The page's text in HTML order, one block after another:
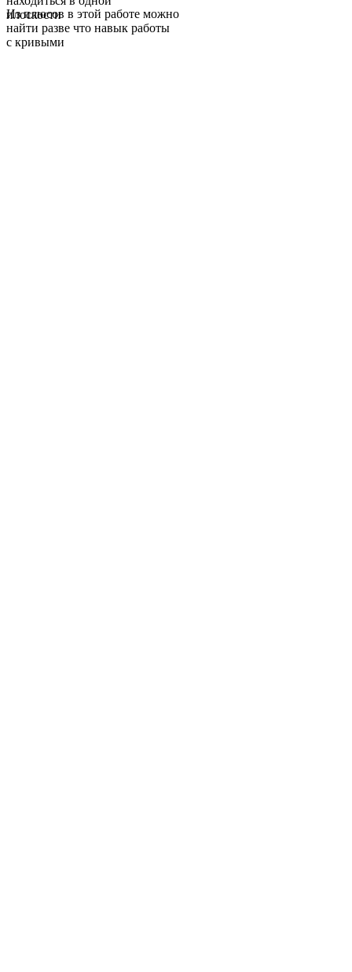
плоскости
Из плюсов в этой работе можно
найти разве что навык работы
с кривыми